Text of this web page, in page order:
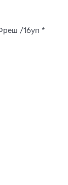
/16уп *